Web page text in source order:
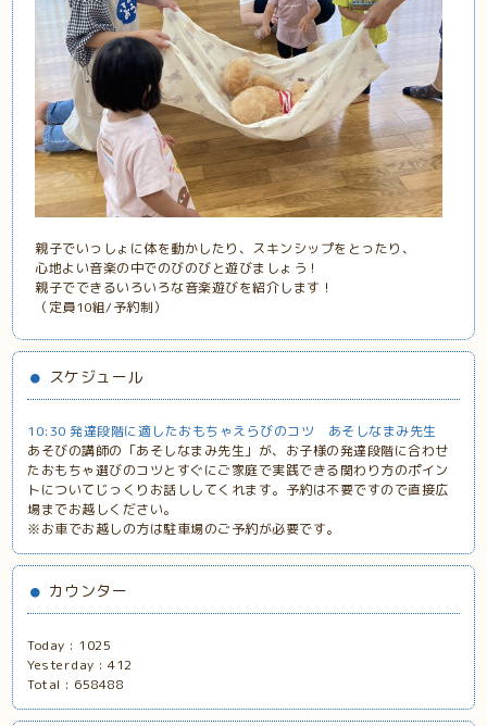
親子でいっしょに体を動かしたり、スキンシップをとったり、
心地よい音楽の中でのびのびと遊びましょう！
親子でできるいろいろな音楽遊びを紹介します！
（定員10組/予約制）
スケジュール
10:30 発達段階に適したおもちゃえらびのコツ あそしなまみ先生
あそびの講師の「あそしなまみ先生」が、お子様の発達段階に合わせ
たおもちゃ選びのコツとすぐにご家庭で実践できる関わり方のポイン
トについてじっくりお話ししてくれます。予約は不要ですので直接広
場までお越しください。
※お車でお越しの方は駐車場のご予約が必要です。
カウンター
Today : 1025
Yesterday :412
Total : 658488